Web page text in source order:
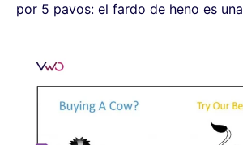
por 5 pavos: el fardo de heno es una